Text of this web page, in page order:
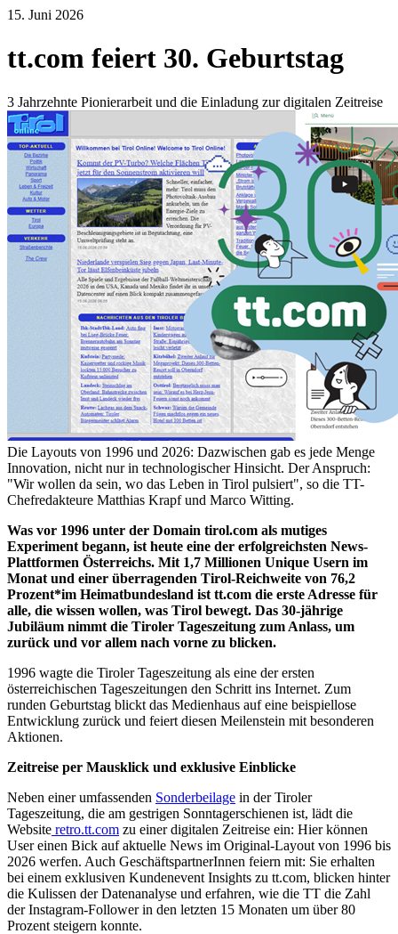
15. Juni 2026
tt.com feiert 30. Geburtstag
3 Jahrzehnte Pionierarbeit und die Einladung zur digitalen Zeitreise
Die Layouts von 1996 und 2026: Dazwischen gab es jede Menge
Innovation, nicht nur in technologischer Hinsicht. Der Anspruch:
"Wir wollen da sein, wo das Leben in Tirol pulsiert", so die TT-
Chefredakteure Matthias Krapf und Marco Witting.
Was vor 1996 unter der Domain tirol.com als mutiges
Experiment begann, ist heute eine der erfolgreichsten News-
Plattformen Österreichs. Mit 1,7 Millionen Unique Usern im
Monat und einer überragenden Tirol-Reichweite von 76,2
Prozent*im Heimatbundesland ist tt.com die erste Adresse für
alle, die wissen wollen, was Tirol bewegt. Das 30-jährige
Jubiläum nimmt die Tiroler Tageszeitung zum Anlass, um
zurück und vor allem nach vorne zu blicken.
1996 wagte die Tiroler Tageszeitung als eine der ersten
österreichischen Tageszeitungen den Schritt ins Internet. Zum
runden Geburtstag blickt das Medienhaus auf eine beispiellose
Entwicklung zurück und feiert diesen Meilenstein mit besonderen
Aktionen.
Zeitreise per Mausklick und exklusive Einblicke
Neben einer umfassenden Sonderbeilage in derTiroler
Tageszeitung, die am gestrigen Sonntagerschienen ist, lädt die
Website retro.tt.com zu einer digitalen Zeitreise ein: Hierkönnen
Usereinen Bick aufaktuelle News im Original-Layout von 1996 bis
2026 werfen. Auch GeschäftspartnerInnen feiern mit: Sie erhalten
bei einem exklusiven Kundenevent Insights zu tt.com, blicken hinter
die Kulissen der Datenanalyse und erfahren, wie die TT die Zahl
der Instagram-Followerin den letzten 15 Monaten um über 80
Prozent steigern konnte.